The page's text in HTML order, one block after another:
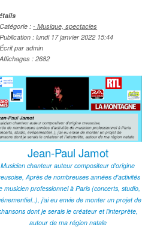
Catégorie :- Musique, spectacles
Publication : lundi 17 janvier 2022 15:44
Écrit par admin
Affichages : 2682
Jean-Paul Jamot
Musicien chanteur auteur compositeur d'origine
Après de nombreuses années d'activités
musicien professionnel à Paris (concerts, studio,
j’ai eu envie de monter un projet de
dont je serais le créateur et l’interprète,
autour de ma région natale